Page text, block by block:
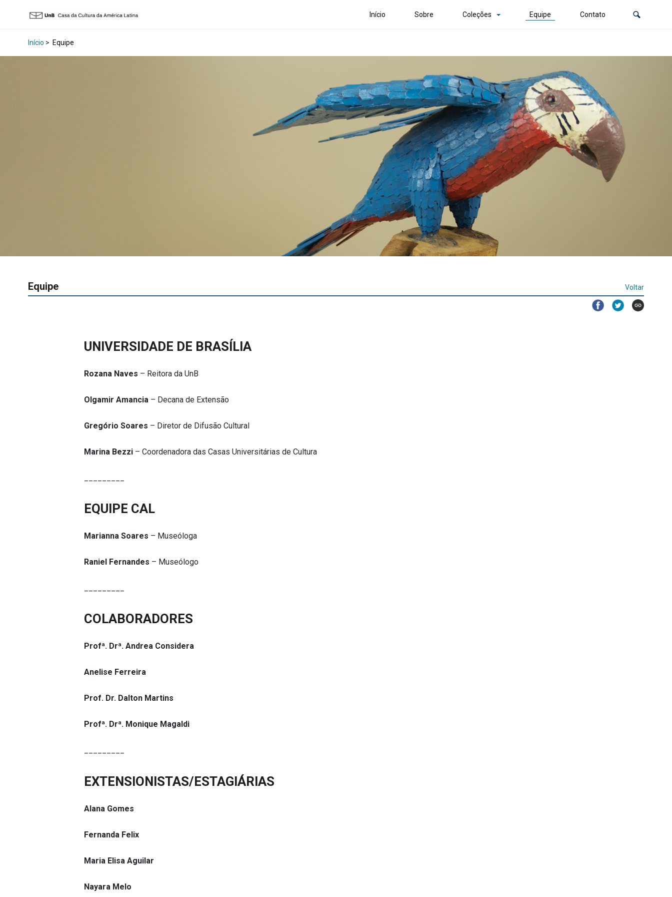
Início Sobre Coleções Equipe Contato
Início > Equipe
Equipe Voltar
UNIVERSIDADE DE BRASÍLIA
Rozana Naves – Reitora da UnB
Olgamir Amancia – Decana de Extensão
Gregório Soares – Diretor de Difusão Cultural
Marina Bezzi – Coordenadora das Casas Universitárias de Cultura
EQUIPE CAL
Marianna Soares – Museóloga
Raniel Fernandes – Museólogo
COLABORADORES
Profª. Drª. Andrea Considera
Anelise Ferreira
Prof. Dr. Dalton Martins
Profª. Drª. Monique Magaldi
EXTENSIONISTAS/ESTAGIÁRIAS
Alana Gomes
Fernanda Felix
Maria Elisa Aguilar
Nayara Melo